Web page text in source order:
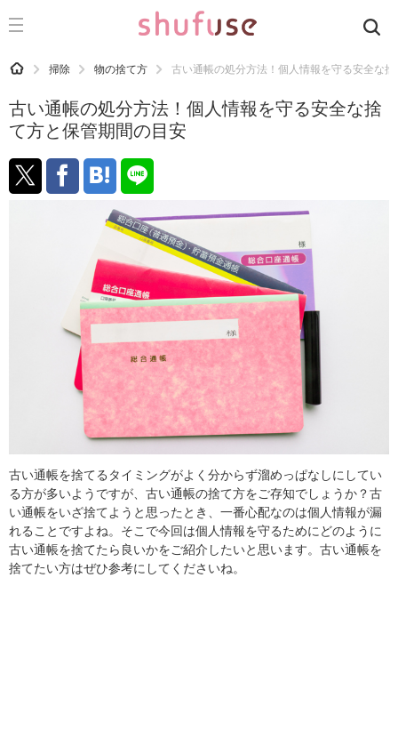
CATEGORY 記事カテゴリ
運気
洗濯
生活の知恵
食材辞典
おすすめ
HOME 掃除 物の捨て方 古い通帳の処分方法！個人情報を守る安全な
古い通帳の処分方法！個人情報を守る安全な捨
て方と保管期間の目安
古い通帳を捨てるタイミングがよく分からず溜めっぱなしにしてい
る方が多いようですが、古い通帳の捨て方をご存知でしょうか？古
い通帳をいざ捨てようと思ったとき、一番心配なのは個人情報が漏
れることですよね。そこで今回は個人情報を守るためにどのように
古い通帳を捨てたら良いかをご紹介したいと思います。古い通帳を
捨てたい方はぜひ参考にしてくださいね。